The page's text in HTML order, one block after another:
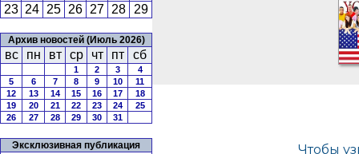
23 24 25 26 27 28 29
Архив новостей (Июль 2026)
вс пн вт ср чт пт сб
1 2 3
4
5
6 7 8 9 10
11
12
13 14 15 16 17
18
19
20 21 22 23 24
25
26
27 28 29 30 31
Эксклюзивная публикация